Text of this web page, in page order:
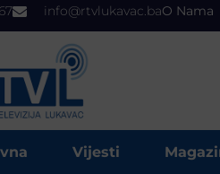
info@rtvlukavac.baO Nama
Vijesti